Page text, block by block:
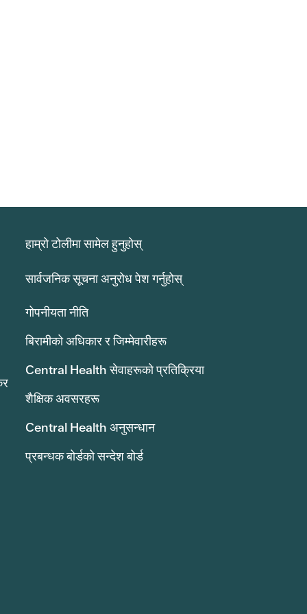
हाम्रो टोलीमा सामेल हुनुहोस्
सार्वजनिक सूचना अनुरोध पेश गर्नुहोस्
गोपनीयता नीति
बिरामीको अधिकार र जिम्मेवारीहरू
Central Health सेवाहरूको प्रतिक्रिया
शैक्षिक अवसरहरू
Central Health अनुसन्धान
प्रबन्धक बोर्डको सन्देश बोर्ड